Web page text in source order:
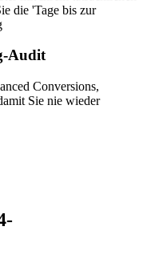
die 'Tage bis zur
Audit
Conversions,
Sie nie wieder